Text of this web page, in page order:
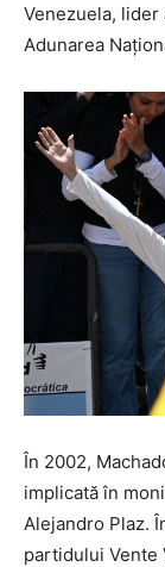
Venezuela, lider
Adunarea
În 2002,
implicată în
Alejandro Plaz.
partidului Vente